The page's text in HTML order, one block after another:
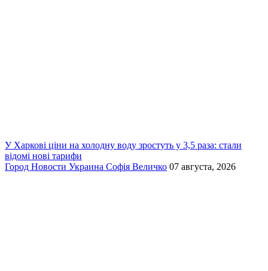
У Харкові ціни на холодну воду зростуть у 3,5 раза: стали
відомі нові тарифи
Город Новости Украина Софія Величко 07 августа, 2026